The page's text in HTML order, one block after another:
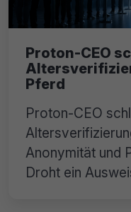
Proton-CEO
Pferd
Proton-CEO
Anonymität und
Droht ein